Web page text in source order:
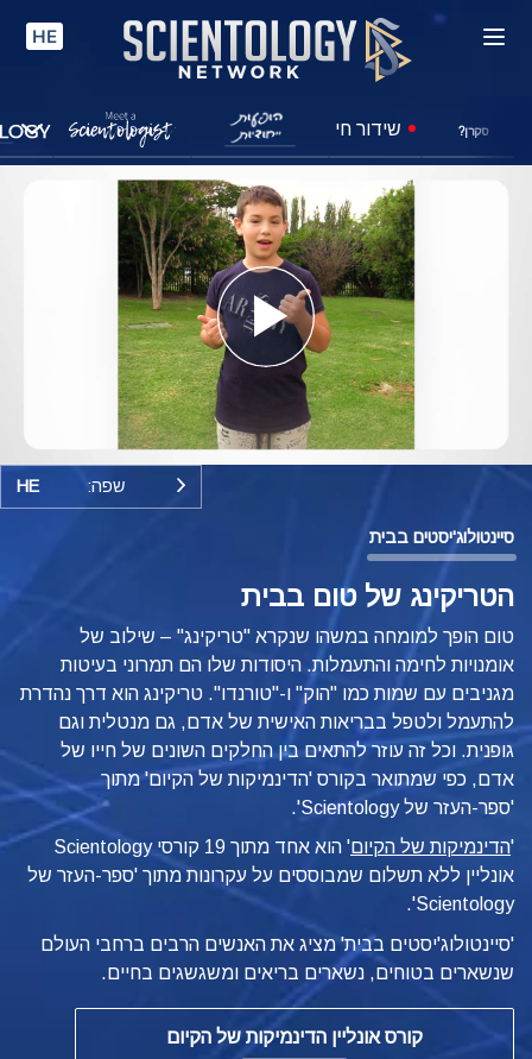
HE
סקרן? שידור חי
Play
Video
שפה: HE
סיינטולוג'יסטים בבית
הטריקינג של טום בבית
טום הופך למומחה במשהו שנקרא "טריקינג" – שילוב של
אומנויות לחימה והתעמלות. היסודות שלו הם תמרוני בעיטות
מגניבים עם שמות כמו "הוק" ו-"טורנדו". טריקינג הוא דרך נהדרת
להתעמל ולטפל בבריאות האישית של אדם, גם מנטלית וגם
גופנית. וכל זה עוזר להתאים בין החלקים השונים של חייו של
אדם, כפי שמתואר בקורס 'הדינמיקות של הקיום' מתוך
'ספר-העזר של Scientology'.
'הדינמיקות של הקיום'
הוא אחד מתוך 19 קורסי Scientology
אונליין ללא תשלום שמבוססים על עקרונות מתוך 'ספר-העזר של
Scientology'.
'סיינטולוג'יסטים בבית' מציג את האנשים הרבים ברחבי העולם
שנשארים בטוחים, נשארים בריאים ומשגשגים בחיים.
קורס אונליין הדינמיקות של הקיום